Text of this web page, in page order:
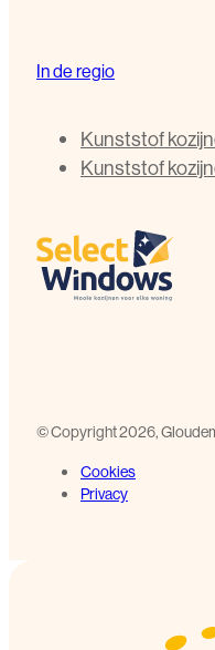
In de regio
Kunststof
Kunststof
©️ Copyright 2026,
Cookies
Privacy